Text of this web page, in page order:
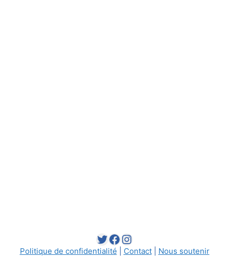
Twitter
Facebook
Instagram
Politique de confidentialité Contact| Nous soutenir